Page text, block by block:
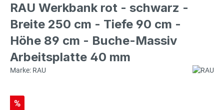
RAU Werkbank rot - schwarz -
Breite 250 cm - Tiefe 90 cm -
Höhe 89 cm - Buche-Massiv
Arbeitsplatte 40 mm
Marke: RAU
%